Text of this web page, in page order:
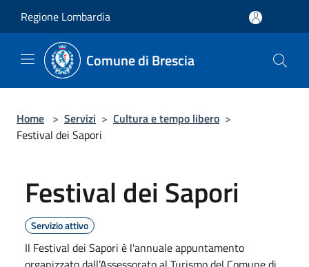
Regione Lombardia
Comune di Brescia
Home > Servizi > Cultura e tempo libero >
Festival dei Sapori
Festival dei Sapori
Servizio attivo
Il Festival dei Sapori è l'annuale appuntamento